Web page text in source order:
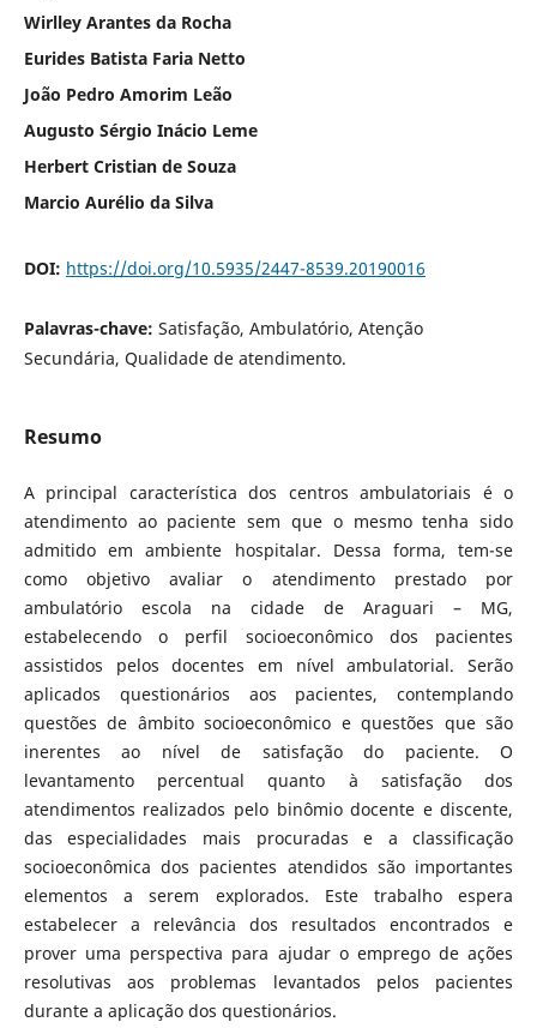
Wirlley Arantes da Rocha
Eurides Batista Faria Netto
João Pedro Amorim Leão
Augusto Sérgio Inácio Leme
Herbert Cristian de Souza
Marcio Aurélio da Silva
DOI: https://doi.org/10.5935/2447-8539.20190016
Palavras-chave: Satisfação, Ambulatório, Atenção
Secundária, Qualidade de atendimento.
Resumo
A principal característica dos centros ambulatoriais é o
atendimento ao paciente sem que o mesmo tenha sido
admitido em ambiente hospitalar. Dessa forma, tem-se
como objetivo avaliar o atendimento prestado por
ambulatório escola na cidade de Araguari – MG,
estabelecendo o perfil socioeconômico dos pacientes
assistidos pelos docentes em nível ambulatorial. Serão
aplicados questionários aos pacientes, contemplando
questões de âmbito socioeconômico e questões que são
inerentes ao nível de satisfação do paciente. O
levantamento percentual quanto à satisfação dos
atendimentos realizados pelo binômio docente e discente,
das especialidades mais procuradas e a classificação
socioeconômica dos pacientes atendidos são importantes
elementos a serem explorados. Este trabalho espera
estabelecer a relevância dos resultados encontrados e
prover uma perspectiva para ajudar o emprego de ações
resolutivas aos problemas levantados pelos pacientes
durante a aplicação dos questionários.